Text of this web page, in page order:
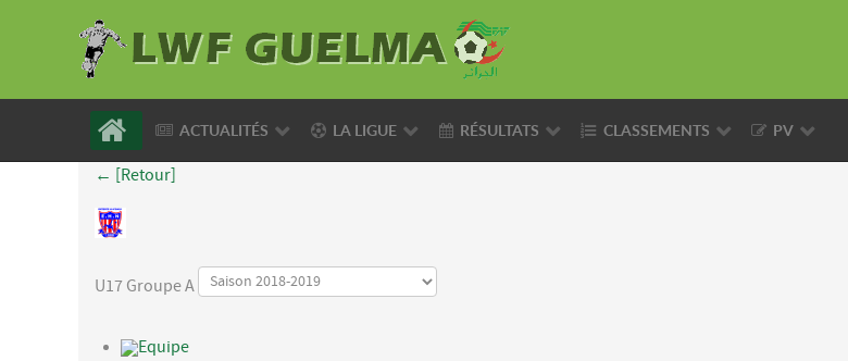
ACTUALITÉS LA LIGUE RÉSULTATS CLASSEMENTS PV
← [Retour]
U17 Groupe A
Equipe